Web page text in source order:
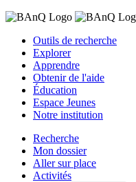
Outils de recherche
Explorer
Apprendre
Obtenir de l'aide
Éducation
Espace Jeunes
Notre institution
Recherche
Mon dossier
Aller sur place
Activités